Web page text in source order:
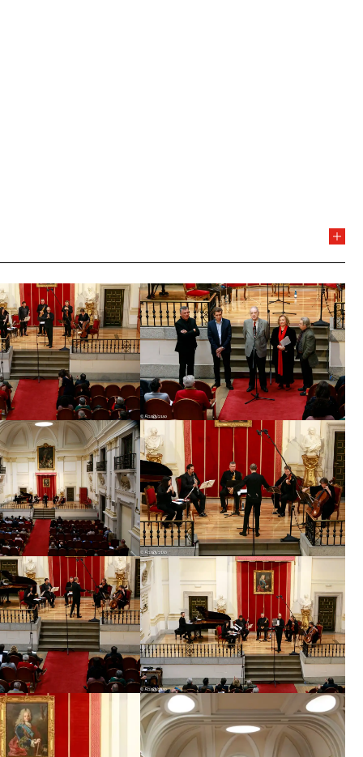
y música electroacústica, que además cuenta en
de otros instrumentos de viento, cuerda y la voz. En su
figuran principalmente partituras de autores
en el Salón Azul del Ayuntamiento de Alicante, en el
del Saxofón, dentro del marco del III Festival
de sus actuaciones cabe destacar las realizadas
de Bellas Artes de San Fernando, Círculo de Bellas
Teatro Monumental de Madrid, Teatro de la Zarzuela,
Festival de Música del Siglo XX de Salamanca,
de Música Contemporánea y Festival Internacional de
y Festival Ensems en Valencia, Festivales de Sevilla,
o Cádiz. En Francia, “Saxophonies de Angers”,
Georges Pompidou, Centro André Malraux de
del Saxofón de Dinant. En Italia, Teatro la
Milán o Turín. En Inglaterra, Instituto de Arte
En Canadá, Universidad de Quebec (Montreal).
Tailandia, Eslovenia, Croacia, Portugal, Austria…
para la formación inicial del grupo (cuarteto de
plantillas con otros instrumentos, música
el motor de la continuidad del grupo en estos treinta y
Nacional de Música de Interpretación por su